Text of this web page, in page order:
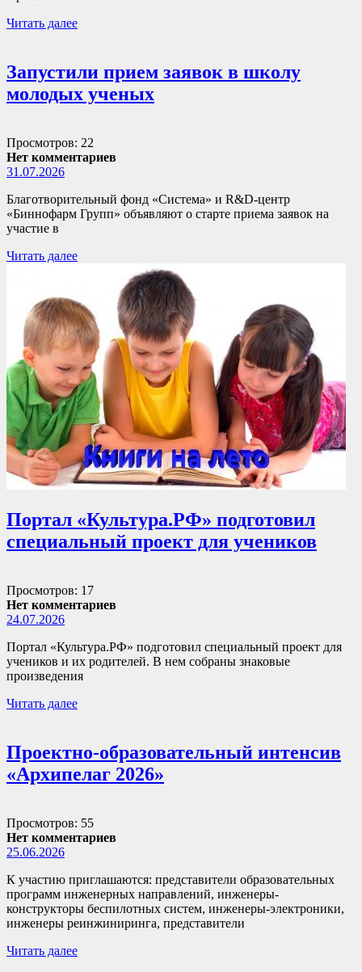
Читать далее
Запустили прием заявок в школу
молодых ученых
Просмотров: 22
Нет комментариев
31.07.2026
Благотворительный фонд «Система» и R&D-центр
«Биннофарм Групп» объявляют о старте приема заявок на
участие в
Читать далее
Портал «Культура.РФ» подготовил
специальный проект для учеников
Просмотров: 17
Нет комментариев
24.07.2026
Портал «Культура.РФ» подготовил специальный проект для
учеников и их родителей. В нем собраны знаковые
произведения
Читать далее
Проектно-образовательный интенсив
«Архипелаг 2026»
Просмотров: 55
Нет комментариев
25.06.2026
К участию приглашаются: представители образовательных
программ инженерных направлений, инженеры-
конструкторы беспилотных систем, инженеры-электроники,
инженеры реинжиниринга, представители
Читать далее